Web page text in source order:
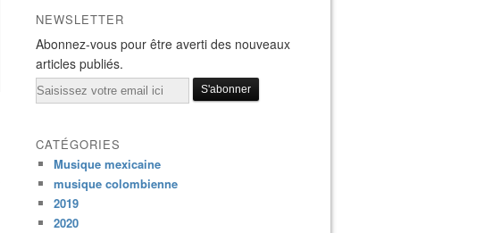
NEWSLETTER
Abonnez-vous pour être averti des nouveaux
articles publiés.
Email
CATÉGORIES
Musique mexicaine
musique colombienne
2019
2020